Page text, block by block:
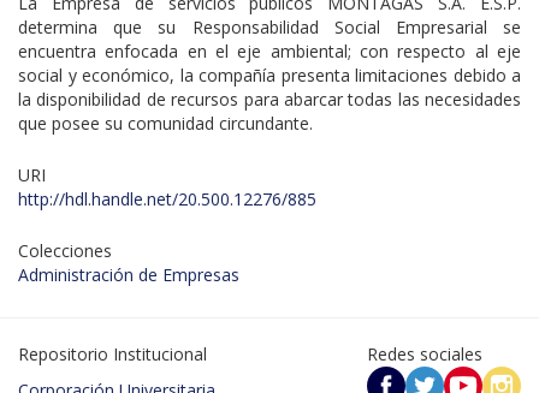
determina que su Responsabilidad Social Empresarial se
encuentra enfocada en el eje ambiental; con respecto al eje
social y económico, la compañía presenta limitaciones debido a
la disponibilidad de recursos para abarcar todas las necesidades
que posee su comunidad circundante.
URI
http://hdl.handle.net/20.500.12276/885
Colecciones
Administración de Empresas
Repositorio Institucional
Redes sociales